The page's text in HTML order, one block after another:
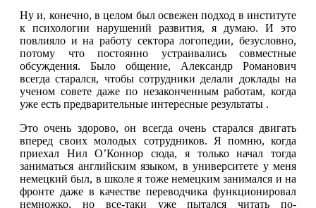
Ну и, конечно, в целом был освежен подход в институте
к психологии нарушений развития, я думаю. И это
повлияло и на работу сектора логопедии, безусловно,
потому что постоянно устраивались совместные
обсуждения. Было общение, Александр Романович
всегда старался, чтобы сотрудники делали доклады на
ученом совете даже по незаконченным работам, когда
уже есть предварительные интересные результаты .
Это очень здорово, он всегда очень старался двигать
вперед своих молодых сотрудников. Я помню, когда
приехал Нил О’Коннор сюда, я только начал тогда
заниматься английским языком, в университете у меня
немецкий был, в школе я тоже немецким занимался и на
фронте даже в качестве переводчика функционировал
немножко, но все-таки уже пытался читать по-